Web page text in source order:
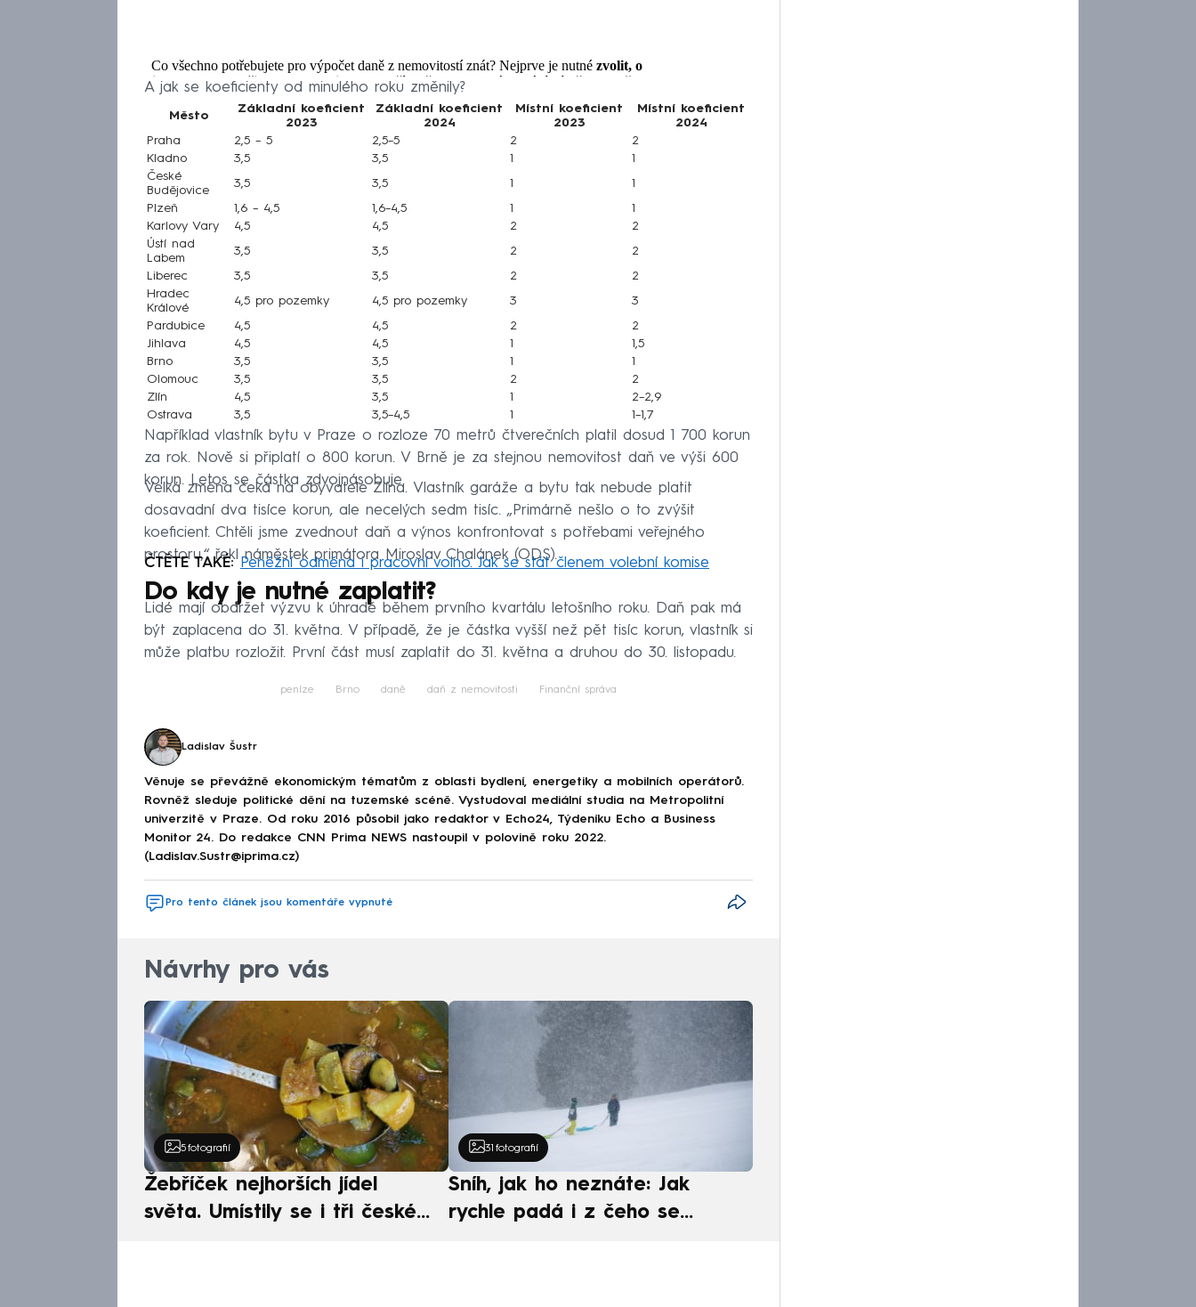
A jak se koeficienty od minulého roku změnily?
Město
Základní koeficient
2023
Základní koeficient
2024
Místní koeficient
2023
Místní koeficient
2024
Praha
2,5 – 5 2,5–5 2
2
Kladno
3,5 3,5 1
1
České
Budějovice
3,5 3,5 1
1
Plzeň
1,6 – 4,5 1,6–4,5 1
1
Karlovy Vary
4,5 4,5 2
2
Ústí nad
Labem
3,5 3,5 2
2
Liberec
3,5 3,5 2
2
Hradec
Králové
4,5 pro pozemky 4,5 pro pozemky 3
3
Pardubice
4,5 4,5 2
2
Jihlava
4,5 4,5 1
1,5
Brno
3,5 3,5 1
1
Olomouc
3,5 3,5 2
2
Zlín
4,5 3,5 1
2–2,9
Ostrava
3,5 3,5–4,5 1 1–1,7
Například vlastník bytu v Praze o rozloze 70 metrů čtverečních platil dosud 1 700 korun
za rok. Nově si připlatí o 800 korun. V Brně je za stejnou nemovitost daň ve výši 600
korun. Letos se částka zdvojnásobuje.
Velká změna čeká na obyvatele Zlína. Vlastník garáže a bytu tak nebude platit
dosavadní dva tisíce korun, ale necelých sedm tisíc. „Primárně nešlo o to zvýšit
koeficient. Chtěli jsme zvednout daň a výnos konfrontovat s potřebami veřejného
prostoru,“ řekl náměstek primátora Miroslav Chalánek (ODS).
ČTĚTE TAKÉ: Peněžní odměna i pracovní volno. Jak se stát členem volební komise
Do kdy je nutné zaplatit?
Lidé mají obdržet výzvu k úhradě během prvního kvartálu letošního roku. Daň pak má
být zaplacena do 31. května. V případě, že je částka vyšší než pět tisíc korun, vlastník si
může platbu rozložit. První část musí zaplatit do 31. května a druhou do 30. listopadu.
peníze Brno daně daň z nemovitosti Finanční správa
Ladislav Šustr
Věnuje se převážně ekonomickým tématům z oblasti bydlení, energetiky a mobilních operátorů.
Rovněž sleduje politické dění na tuzemské scéně. Vystudoval mediální studia na Metropolitní
univerzitě v Praze. Od roku 2016 působil jako redaktor v Echo24, Týdeníku Echo a Business
Monitor 24. Do redakce CNN Prima NEWS nastoupil v polovině roku 2022.
(Ladislav.Sustr@iprima.cz)
Pro tento článek jsou komentáře vypnuté
Návrhy pro vás
5 fotografií
Žebříček nejhorších jídel
světa. Umístily se i tři české
31 fotografií
Sníh, jak ho neznáte: Jak
rychle padá i z čeho se